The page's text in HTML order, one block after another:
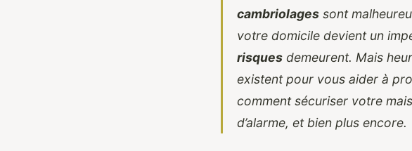
cambriolages sont
votre domicile devient un
risques demeurent. Mais
existent pour vous aider à
comment sécuriser votre
d’alarme, et bien plus encore.